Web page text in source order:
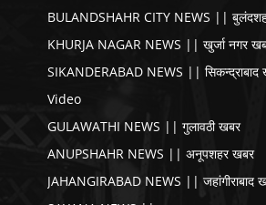
BULANDSHAHR CITY NEWS ||
KHURJA NAGAR NEWS || खुर्जा नगर
SIKANDERABAD NEWS || सिकन्द्राबाद
Video
GULAWATHI NEWS || गुलावठी खबर
ANUPSHAHR NEWS || अनूपशहर खबर
JAHANGIRABAD NEWS || जहांगीराबाद